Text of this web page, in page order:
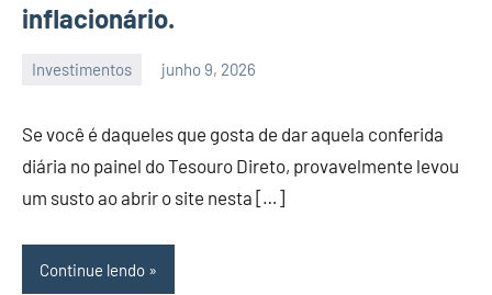
inflacionário.
Investimentos junho 9, 2026
Se você é daqueles que gosta de dar aquela conferida
diária no painel do Tesouro Direto, provavelmente levou
um susto ao abrir o site nesta […]
Continue lendo